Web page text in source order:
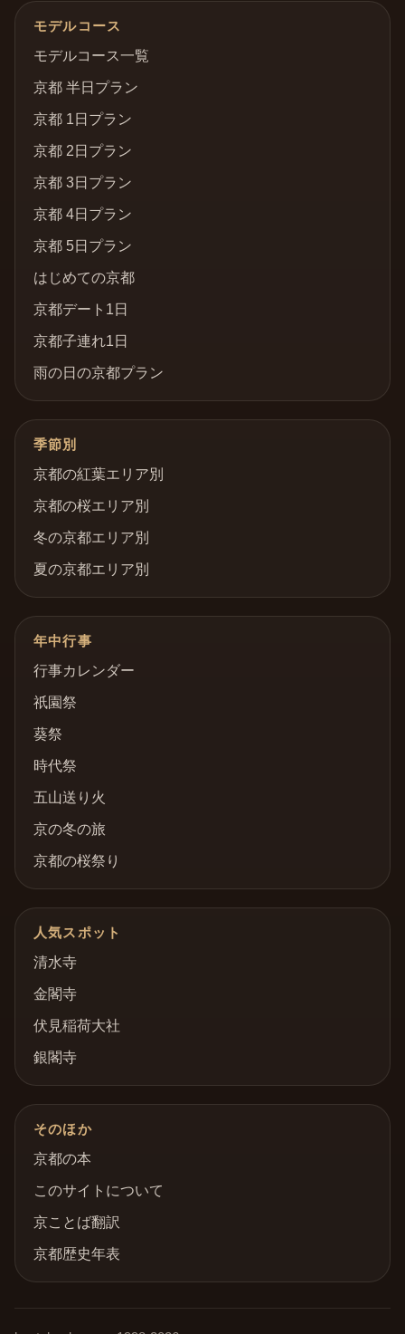
モデルコース
モデルコース一覧
京都 半日プラン
京都 1日プラン
京都 2日プラン
京都 3日プラン
京都 4日プラン
京都 5日プラン
はじめての京都
京都デート1日
京都子連れ1日
雨の日の京都プラン
季節別
京都の紅葉エリア別
京都の桜エリア別
冬の京都エリア別
夏の京都エリア別
年中行事
行事カレンダー
祇園祭
葵祭
時代祭
五山送り火
京の冬の旅
京都の桜祭り
人気スポット
清水寺
金閣寺
伏見稲荷大社
銀閣寺
そのほか
京都の本
このサイトについて
京ことば翻訳
京都歴史年表